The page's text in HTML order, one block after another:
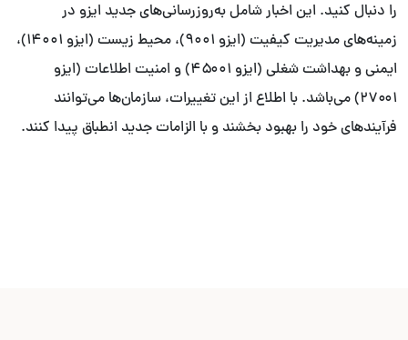
را دنبال کنید. این اخبار شامل به‌روزرسانی‌های جدید ایزو در
زمینه‌های مدیریت کیفیت (ایزو ۹۰۰۱)، محیط زیست (ایزو ۱۴۰۰۱)،
ایمنی و بهداشت شغلی (ایزو ۴۵۰۰۱) و امنیت اطلاعات (ایزو
۲۷۰۰۱) می‌باشد. با اطلاع از این تغییرات، سازمان‌ها می‌توانند
فرآیندهای خود را بهبود بخشند و با الزامات جدید انطباق پیدا کنند.